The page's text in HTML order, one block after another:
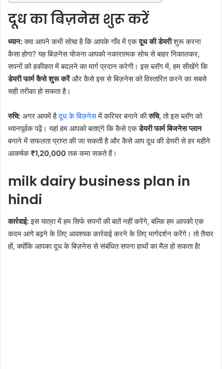
दूध का बिज़नेस शुरू करें
ध्यान:क्या आपने कभी सोचा है कि आपके गाँव में एकदूध की डेयरीशुरू करना
कैसा होगा? यह बिज़नेस योजना आपको नकारात्मक सोच से बाहर निकालकर,
सपनों को हकीकत में बदलने का मार्ग प्रदान करेगी। इस ब्लॉग में, हम सीखेंगे कि
डेयरी फार्म कैसे शुरू करेंऔर कैसे इस से बिज़नेस को विस्तारित करने का सबसे
सही तरीका हो सकता है।
रुचि: अगर आपमें हैदूध के बिज़नेसमें करियर बनाने कीरुचि, तो इस ब्लॉग को
ध्यानपूर्वक पढ़ें। यहां हम आपको बताएंगे कि कैसे एकडेयरी फार्म बिजनेस प्लान
बनाने में सफलता प्राप्त की जा सकती है और कैसे आप दूध की डेयरी से हर महीने
आकर्षक₹1,20,000तक कमा सकते हैं।
milk dairy business plan in
hindi
कार्रवाई:इस यात्रा में हम सिर्फ सपनों की बातें नहीं करेंगे, बल्कि हम आपको एक
कदम आगे बढ़ने के लिए आवश्यक कार्रवाई करने के लिए मार्गदर्शन करेंगे। तो तैयार
हों, क्योंकि आपका दूध के बिज़नेस से संबंधित सपना हाथों का मैल हो सकता है!